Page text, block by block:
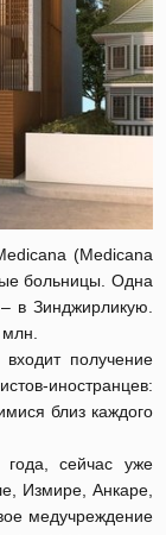
(Medicana
больницы. Одна
в Зинджирликую.
получение
иностранцев:
близ каждого
сейчас уже
Измире, Анкаре,
медучреждение